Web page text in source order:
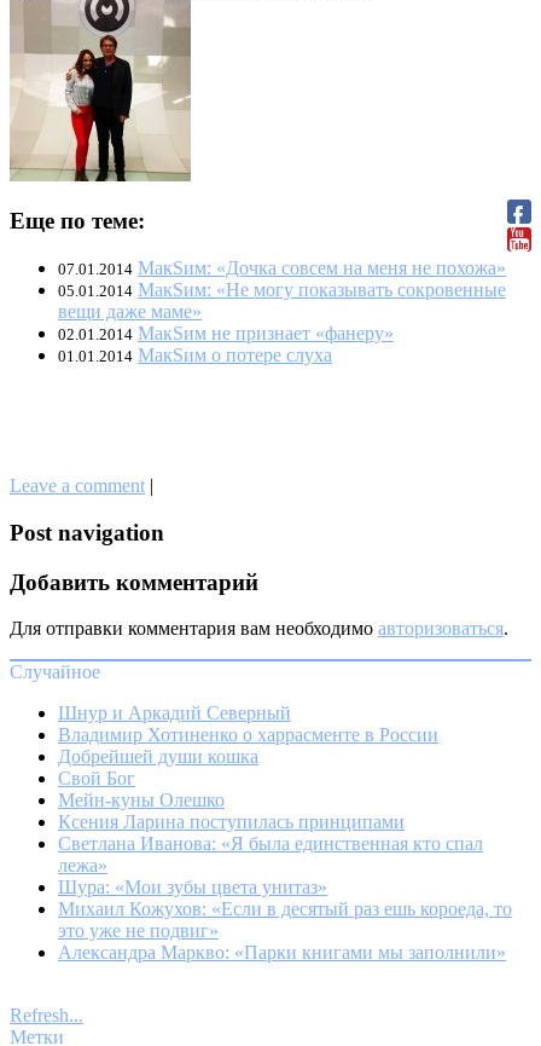
Еще по теме:
07.01.2014 МакSим: «Дочка совсем на меня не похожа»
05.01.2014 МакSим: «Не могу показывать сокровенные
вещи даже маме»
02.01.2014 МакSим не признает «фанеру»
01.01.2014 МакSим о потере слуха
Leave a comment |
Post navigation
Добавить комментарий
Для отправки комментария вам необходимо авторизоваться.
Случайное
Шнур и Аркадий Северный
Владимир Хотиненко о харрасменте в России
Добрейшей души кошка
Свой Бог
Мейн-куны Олешко
Ксения Ларина поступилась принципами
Светлана Иванова: «Я была единственная кто спал
лежа»
Шура: «Мои зубы цвета унитаз»
Михаил Кожухов: «Если в десятый раз ешь короеда, то
это уже не подвиг»
Александра Маркво: «Парки книгами мы заполнили»
Refresh...
Метки